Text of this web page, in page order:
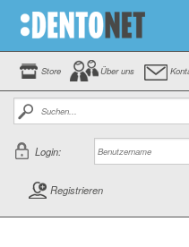
Store Über uns
Login:
Registrieren